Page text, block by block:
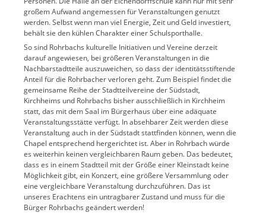
großem Aufwand angemessen für Veranstaltungen genutzt
werden. Selbst wenn man viel Energie, Zeit und Geld investiert,
behält sie den kühlen Charakter einer Schulsporthalle.
So sind Rohrbachs kulturelle Initiativen und Vereine derzeit
darauf angewiesen, bei größeren Veranstaltungen in die
Nachbarstadtteile auszuweichen, so dass der identitätsstiftende
Anteil für die Rohrbacher verloren geht. Zum Beispiel findet die
gemeinsame Reihe der Stadtteilvereine der Südstadt,
Kirchheims und Rohrbachs bisher ausschließlich in Kirchheim
statt, das mit dem Saal im Bürgerhaus über eine adäquate
Veranstaltungsstätte verfügt. In absehbarer Zeit werden diese
Veranstaltung auch in der Südstadt stattfinden können, wenn die
Chapel entsprechend hergerichtet ist. Aber in Rohrbach würde
es weiterhin keinen vergleichbaren Raum geben. Das bedeutet,
dass es in einem Stadtteil mit der Größe einer Kleinstadt keine
Möglichkeit gibt, ein Konzert, eine größere Versammlung oder
eine vergleichbare Veranstaltung durchzuführen. Das ist
unseres Erachtens ein untragbarer Zustand und muss für die
Bürger Rohrbachs geändert werden!